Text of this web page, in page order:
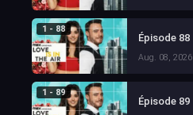
1 - 88
Épisode 88
Aug. 08, 2026
1 - 89
Épisode 89